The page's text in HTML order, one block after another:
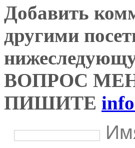
Добавить
другими
ВОПРОС
ПИШИТЕ